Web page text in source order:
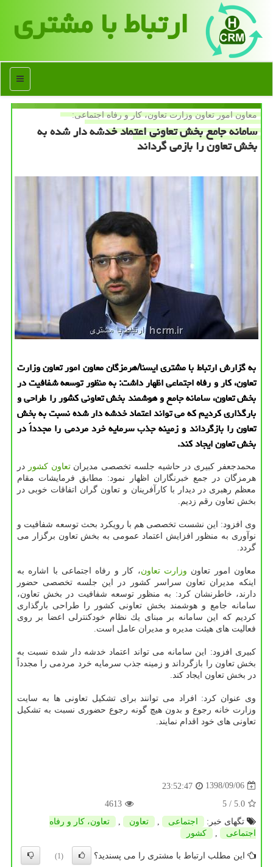
ارتباط با مشتری
منو
معاون امور تعاون وزارت تعاون، كار و رفاه اجتماعی:
سامانه جامع بخش تعاونی اعتماد خدشه دار شده به
بخش تعاون را بازمی گرداند
به گزارش ارتباط با مشتری ایسنا/هرمزگان معاون امور تعاون وزارت
تعاون، كار و رفاه اجتماعی اظهار داشت: به منظور توسعه شفافیت در
بخش تعاون، سامانه جامع و هوشمند بخش تعاونی كشور را طراحی و
بارگذاری كردیم كه می تواند اعتماد خدشه دار شده نسبت به بخش
تعاون را بازگرداند و زمینه جذب سرمایه خرد مردمی را مجدداً در
بخش تعاون ایجاد كند.
محمدجعفر كبیری در حاشیه جلسه تخصصی مدیرانتعاون كشور در
هرمزگان در جمع خبرنگاران اظهار نمود: مطابق فرمایشات مقام
معظم رهبری در دیدار با كارآفرینان و تعاون گران اتفاقات خوبی در
بخش تعاون رقم زدیم.
وی افزود: این نشست تخصصی هم با رویكرد بحث توسعه شفافیت و
نوآوری به منظور افزایش اعتماد عمومی به بخش تعاون برگزار می
گردد.
معاون امور تعاون وزارت تعاون، كار و رفاه اجتماعی با اشاره به
اینكه مدیران تعاون سراسر كشور در این جلسه تخصصی حضور
دارند، خاطرنشان كرد: به منظور توسعه شفافیت در بخش تعاون،
سامانه جامع و هوشمند بخش تعاونی كشور را طراحی بارگذاری
كردیم كه این سامانه بر مبنای یك نظام خودكنترلی اعضا بر روی
فعالیت های هیئت مدیره و مدیران عامل است.
كبیری افزود: این سامانه می تواند اعتماد خدشه دار شده نسبت به
بخش تعاون را بازگرداند و زمینه جذب سرمایه خرد مردمی را مجدداً
در بخش تعاون ایجاد كند.
وی عنوان كرد: افراد می توانند برای تشكیل تعاونی ها به سایت
وزارت خانه رجوع و بدون هیچ گونه رجوع حضوری نسبت به تشكیل
تعاونی های خود اقدام نمایند.
1398/09/06
23:52:47
5.0
/ 5
4613
تگهای خبر:
اجتماعی , تعاون ,
تعاون، كار و رفاه
اجتماعی
, كشور
این مطلب ارتباط با مشتری را می پسندید؟
(1)